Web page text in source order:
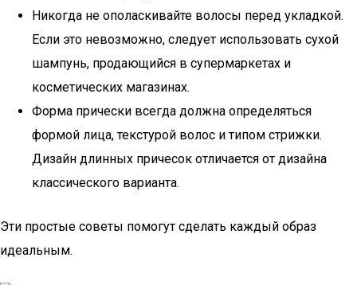
Никогда не ополаскивайте волосы перед укладкой.
Если это невозможно, следует использовать сухой
шампунь, продающийся в супермаркетах и
косметических магазинах.
Форма прически всегда должна определяться
формой лица, текстурой волос и типом стрижки.
Дизайн длинных причесок отличается от дизайна
классического варианта.
Эти простые советы помогут сделать каждый образ
идеальным.